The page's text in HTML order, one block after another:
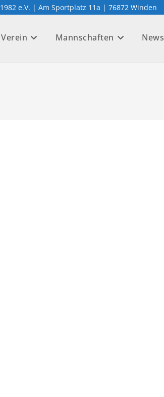
e.V. | Am Sportplatz 11a | 76872 Winden
Verein Mannschaften News